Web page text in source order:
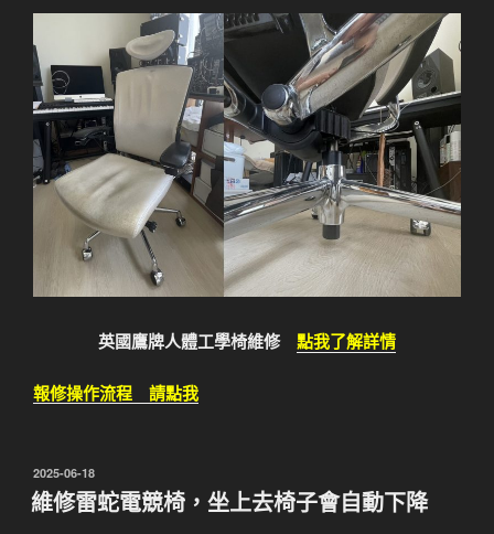
英國鷹牌人體工學椅維修 點我了解詳情
報修操作流程 請點我
發
佈
於
2025-06-18
維修雷蛇電競椅，坐上去椅子會自動下降